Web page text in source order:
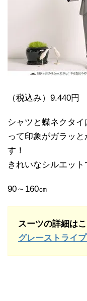
（税込み）9.440円
シャツと蝶ネクタ
って印象がガラッ
す！
きれいなシルエット
90～160㎝
スーツの詳細は
グレーストライ